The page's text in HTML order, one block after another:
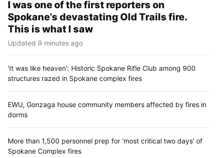
I was one of the first reporters on
Spokane’s devastating Old Trails fire.
This is what I saw
Updated 9 minutes ago
'It was like heaven': Historic Spokane Rifle Club among 900
structures razed in Spokane complex fires
EWU, Gonzaga house community members affected by fires in
dorms
More than 1,500 personnel prep for 'most critical two days' of
Spokane Complex fires